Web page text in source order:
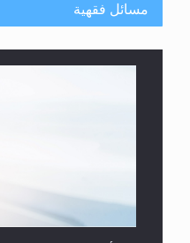
مسائل فقهية